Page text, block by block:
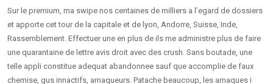
Sur le premium, ma swipe nos centaines de milliers a l’egard de dossiers
et apporte cet tour de la capitale et de lyon, Andorre, Suisse, Inde,
Rassemblement. Effectuer une en plus de ils me administre plus de faire
une quarantaine de lettre avis droit avec des crush. Sans boutade, une
telle appli constitue adequat abandonnee sauf que accomplie de faux
chemise, gus innactifs, arnaqueurs. Patache beaucoup, les arnaques i